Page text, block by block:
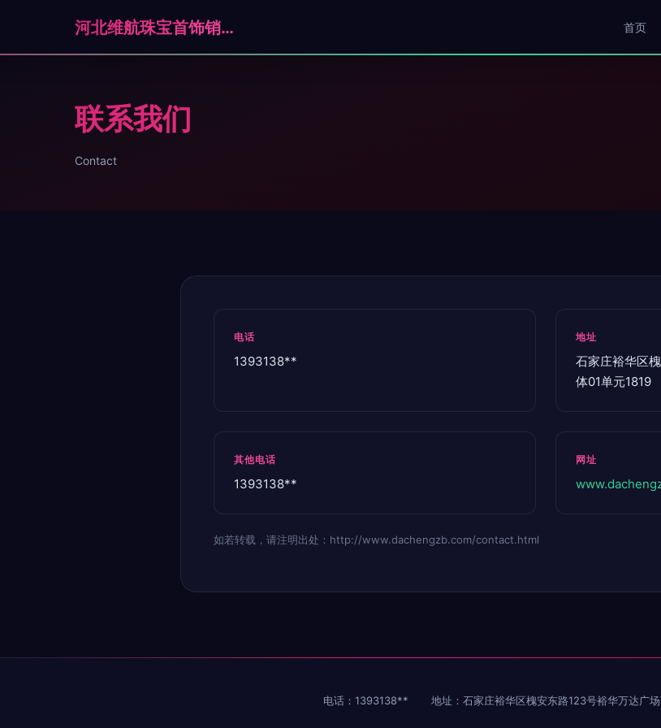
河北维航珠宝首饰销售有限公司石家庄分公司 首页
联系我们
Contact
电话
1393138**
地址
石家庄裕华区
体01单元1819
其他电话
1393138**
网址
如若转载，请注明出处：http://www.dachengzb.com/contact.html
电话：1393138** 地址：石家庄裕华区槐安东路123号裕华万达广